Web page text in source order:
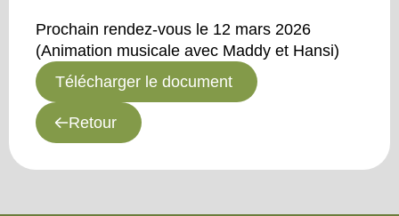
Prochain rendez-vous le 12 mars 2026
(Animation musicale avec Maddy et Hansi)
Télécharger le document
Retour